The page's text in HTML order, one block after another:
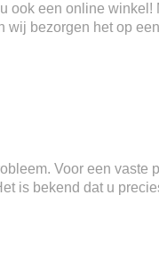
ook een online winkel!
wij bezorgen het op een
Voor een vaste
is bekend dat u